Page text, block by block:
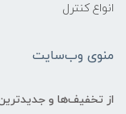
انواع کنترل
منوی وب‌سایت
از تخفیف‌ها و